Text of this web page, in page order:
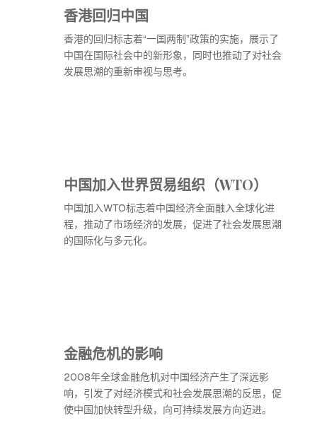
香港回归中国
香港的回归标志着“一国两制”政策的实施，展示了
中国在国际社会中的新形象，同时也推动了对社会
发展思潮的重新审视与思考。
中国加入世界贸易组织（WTO）
中国加入WTO标志着中国经济全面融入全球化进
程，推动了市场经济的发展，促进了社会发展思潮
的国际化与多元化。
金融危机的影响
2008年全球金融危机对中国经济产生了深远影
响，引发了对经济模式和社会发展思潮的反思，促
使中国加快转型升级，向可持续发展方向迈进。